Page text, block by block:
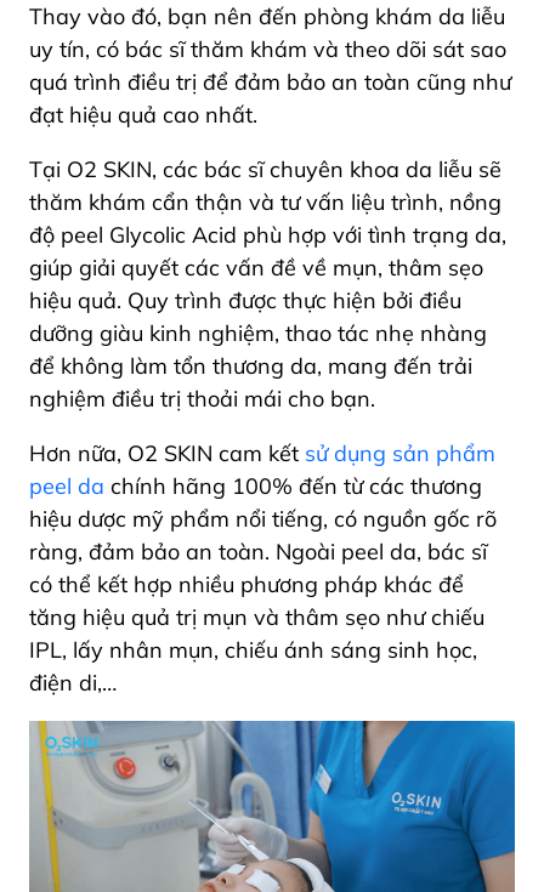
Thay vào đó, bạn nên đến phòng khám da liễu
uy tín, có bác sĩ thăm khám và theo dõi sát sao
quá trình điều trị để đảm bảo an toàn cũng như
đạt hiệu quả cao nhất.
Tại O2 SKIN, các bác sĩ chuyên khoa da liễu sẽ
thăm khám cẩn thận và tư vấn liệu trình, nồng
độ peel Glycolic Acid phù hợp với tình trạng da,
giúp giải quyết các vấn đề về mụn, thâm sẹo
hiệu quả. Quy trình được thực hiện bởi điều
dưỡng giàu kinh nghiệm, thao tác nhẹ nhàng
để không làm tổn thương da, mang đến trải
nghiệm điều trị thoải mái cho bạn.
Hơn nữa, O2 SKIN cam kết sử dụng sản phẩm
peel da chính hãng 100% đến từ các thương
hiệu dược mỹ phẩm nổi tiếng, có nguồn gốc rõ
ràng, đảm bảo an toàn. Ngoài peel da, bác sĩ
có thể kết hợp nhiều phương pháp khác để
tăng hiệu quả trị mụn và thâm sẹo như chiếu
IPL, lấy nhân mụn, chiếu ánh sáng sinh học,
điện di,…